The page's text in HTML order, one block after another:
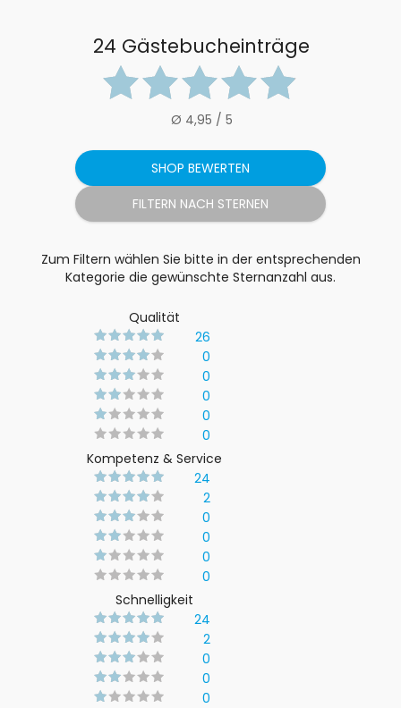
24 Gästebucheinträge
Ø 4,95 / 5
SHOP BEWERTEN
Zum Filtern wählen Sie bitte in der entsprechenden
Kategorie die gewünschte Sternanzahl aus.
Qualität
26
0
0
0
0
0
Kompetenz & Service
24
2
0
0
0
0
Schnelligkeit
24
2
0
0
0